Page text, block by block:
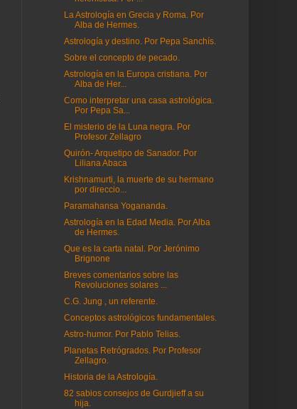
La Astrología en Grecia y Roma. Por
Alba de Hermes.
Astrología y destino. Por Pepa Sanchís.
Sobre el concepto de pecado.
Astrología en la Europa cristiana. Por
Alba de Her...
Como interpretar una casa astrológica.
Por Pepa Sa...
El misterio de la Luna negra. Por
Profesor Zellagro
Quirón- Arquetipo de Sanador. Por
Liliana Abaca
Krishnamurti, la muerte de su hermano
por direccio...
Paramahansa Yogananda.
Astrología en la Edad Media. Por Alba
de Hermes.
Que es la carta natal. Por Jerónimo
Brignone
Breves comentarios sobre las
Revoluciones solares ...
C.G. Jung , un referente.
Conceptos astrológicos fundamentales.
Astro-humor. Por Pablo Telias.
Planetas Retrógrados. Por Profesor
Zellagro.
Historia de la Astrología.
82 sabios consejos de Gurdjieff a su
hija.